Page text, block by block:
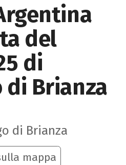
del
di
di Brianza
di Brianza
mappa